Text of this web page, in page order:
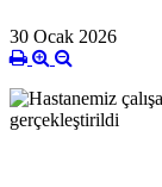
30 Ocak 2026